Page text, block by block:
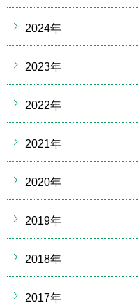
2024年
2023年
2022年
2021年
2020年
2019年
2018年
2017年